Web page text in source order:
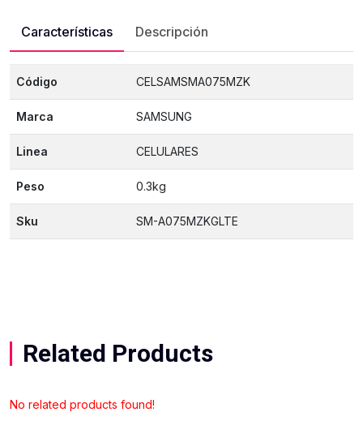
Características Descripción
Código CELSAMSMA075MZK
Marca SAMSUNG
Linea CELULARES
Peso 0.3kg
Sku SM-A075MZKGLTE
Related Products
No related products found!